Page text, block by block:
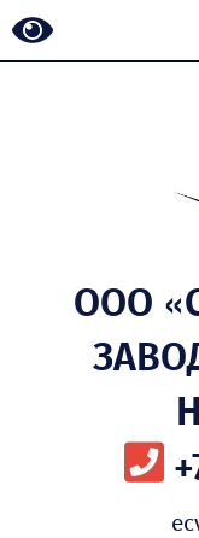
ООО